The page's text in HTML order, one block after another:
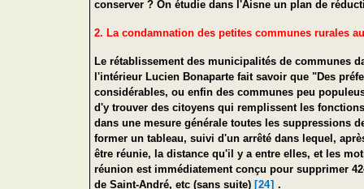
conserver ? On étudie dans l'Aisne un plan de
2. La condamnation des petites communes rurales
Le rétablissement des municipalités de communes
l'intérieur Lucien Bonaparte fait savoir que "Des
considérables, ou enfin des communes peu
d'y trouver des citoyens qui remplissent les
dans une mesure générale toutes les suppressions
former un tableau, suivi d'un arrêté dans lequel,
être réunie, la distance qu'il y a entre elles, et les
réunion est immédiatement conçu pour supprimer
de Saint-André, etc (sans suite) [24] .